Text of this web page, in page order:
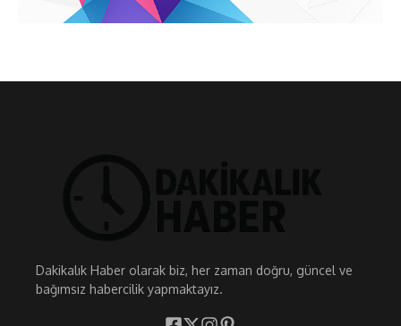
Dakikalık Haber olarak biz, her zaman doğru, güncel ve
bağımsız habercilik yapmaktayız.